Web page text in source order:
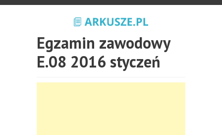
Egzamin zawodowy
E.08 2016 styczeń